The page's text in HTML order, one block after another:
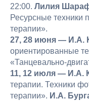
22:00. Лилия
Ресурсные техники
терапии».
27, 28 июня — И.А.
ориентированные
«Танцевально-
11, 12 июля — И.А.
терапии. Техники
терапии». И.А.